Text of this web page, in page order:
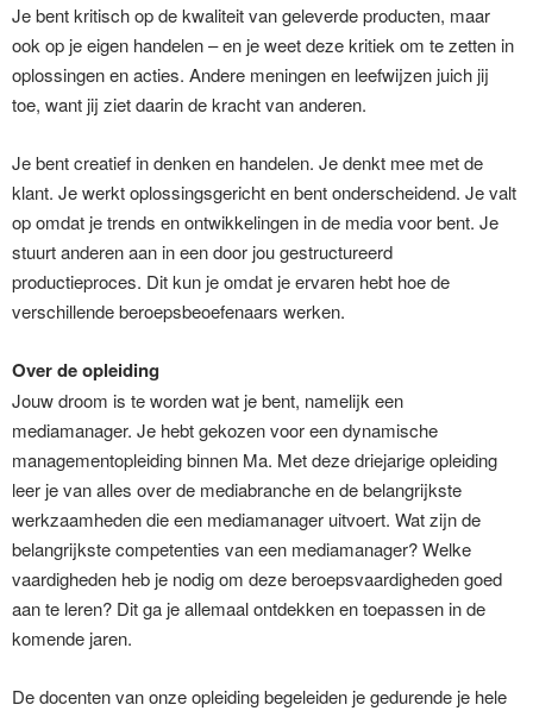
Je bent kritisch op de kwaliteit van geleverde producten, maar
ook op je eigen handelen – en je weet deze kritiek om te zetten in
oplossingen en acties. Andere meningen en leefwijzen juich jij
toe, want jij ziet daarin de kracht van anderen.
Je bent creatief in denken en handelen. Je denkt mee met de
klant. Je werkt oplossingsgericht en bent onderscheidend. Je valt
op omdat je trends en ontwikkelingen in de media voor bent. Je
stuurt anderen aan in een door jou gestructureerd
productieproces. Dit kun je omdat je ervaren hebt hoe de
verschillende beroepsbeoefenaars werken.
Over de opleiding
Jouw droom is te worden wat je bent, namelijk een
mediamanager. Je hebt gekozen voor een dynamische
managementopleiding binnen Ma. Met deze driejarige opleiding
leer je van alles over de mediabranche en de belangrijkste
werkzaamheden die een mediamanager uitvoert. Wat zijn de
belangrijkste competenties van een mediamanager? Welke
vaardigheden heb je nodig om deze beroepsvaardigheden goed
aan te leren? Dit ga je allemaal ontdekken en toepassen in de
komende jaren.
De docenten van onze opleiding begeleiden je gedurende je hele